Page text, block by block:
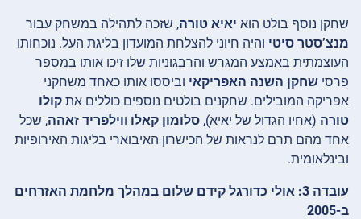
שחקן נוסף בולט הוא יאיא טורה, שזכה לתהילה במשחק עבור
מנצ’סטר סיטי והיה חיוני להצלחת המועדון בליגת העל. נוכחותו
העוצמתית באמצע המגרש והרבגוניות שלו זיכו אותו במספר
פרסי שחקן השנה האפריקאי וביססו אותו כאחד משחקני
אפריקה המובילים. שחקנים בולטים נוספים כוללים את קולו
טורה (אחיו הגדול של יאיא), סלומון קאלו ווילפריד זאהה, שכל
אחד מהם תרם לנראות של הכישרון האיבוארי בליגות האירופיות
ובינלאומית.
עובדה 3: אולי כדורגל קידם שלום במהלך מלחמת האזרחים
ב-2005